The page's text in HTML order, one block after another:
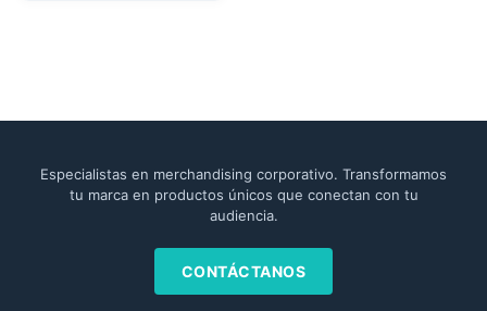
Especialistas en merchandising corporativo. Transformamos
tu marca en productos únicos que conectan con tu
audiencia.
CONTÁCTANOS